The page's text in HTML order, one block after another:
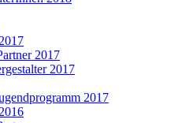
2017
2017
2017